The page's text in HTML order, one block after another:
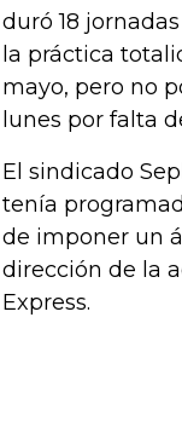
duró 18
la práctica
mayo, pero no
lunes por falta
El sindicado
tenía
de imponer un
dirección de la
Express.